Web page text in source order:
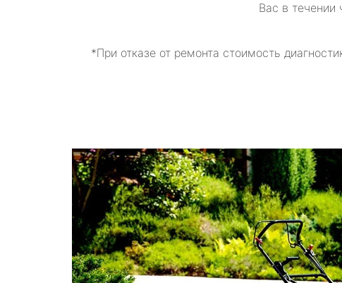
Вас в течении
*При отказе от ремонта стоимость